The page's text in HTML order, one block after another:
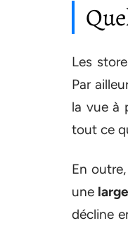
Les
Par
la vue à
tout ce
En
une
décline